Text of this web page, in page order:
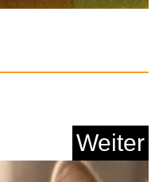
Weiter